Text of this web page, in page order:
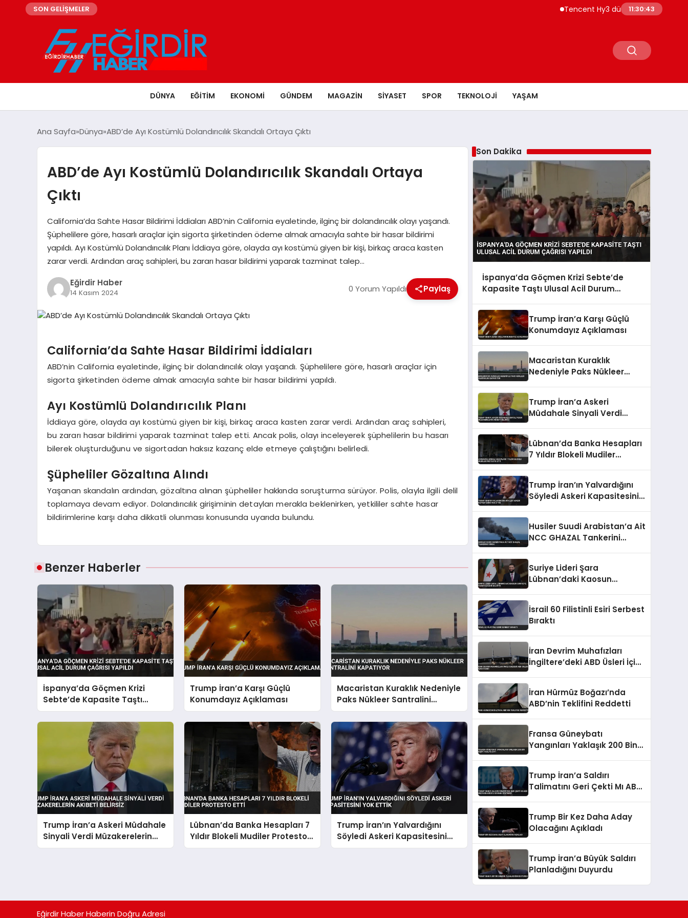
SON GELİŞMELER Tencent Hy3 dünya genelinde
11:30:43
DÜNYA EĞITIM EKONOMI GÜNDEM MAGAZIN SIYASET SPOR TEKNOLOJI YAŞAM
Ana Sayfa Dünya ABD’de Ayı Kostümlü Dolandırıcılık Skandalı Ortaya Çıktı
ABD’de Ayı Kostümlü Dolandırıcılık Skandalı Ortaya
Çıktı
California’da Sahte Hasar Bildirimi İddiaları ABD’nin California eyaletinde, ilginç bir dolandırıcılık olayı yaşandı.
Şüphelilere göre, hasarlı araçlar için sigorta şirketinden ödeme almak amacıyla sahte bir hasar bildirimi
yapıldı. Ayı Kostümlü Dolandırıcılık Planı İddiaya göre, olayda ayı kostümü giyen bir kişi, birkaç araca kasten
zarar verdi. Ardından araç sahipleri, bu zararı hasar bildirimi yaparak tazminat talep…
Eğirdir Haber
14 Kasım 2024 0 Yorum Yapıldı Paylaş
California’da Sahte Hasar Bildirimi İddiaları
ABD’nin California eyaletinde, ilginç bir dolandırıcılık olayı yaşandı. Şüphelilere göre, hasarlı araçlar için
sigorta şirketinden ödeme almak amacıyla sahte bir hasar bildirimi yapıldı.
Ayı Kostümlü Dolandırıcılık Planı
İddiaya göre, olayda ayı kostümü giyen bir kişi, birkaç araca kasten zarar verdi. Ardından araç sahipleri,
bu zararı hasar bildirimi yaparak tazminat talep etti. Ancak polis, olayı inceleyerek şüphelilerin bu hasarı
bilerek oluşturduğunu ve sigortadan haksız kazanç elde etmeye çalıştığını belirledi.
Şüpheliler Gözaltına Alındı
Yaşanan skandalın ardından, gözaltına alınan şüpheliler hakkında soruşturma sürüyor. Polis, olayla ilgili delil
toplamaya devam ediyor. Dolandırıcılık girişiminin detayları merakla beklenirken, yetkililer sahte hasar
bildirimlerine karşı daha dikkatli olunması konusunda uyarıda bulundu.
Benzer Haberler
İspanya’da Göçmen Krizi
Sebte’de Kapasite Taştı
Ulusal Acil Durum Çağrısı
Yapıldı
Trump İran’a Karşı Güçlü
Konumdayız Açıklaması
Macaristan Kuraklık Nedeniyle
Paks Nükleer Santralini
Kapatıyor
Trump İran’a Askeri Müdahale
Sinyali Verdi Müzakerelerin
Akıbeti Belirsiz
Lübnan’da Banka Hesapları 7
Yıldır Blokeli Mudiler Protesto
Etti
Trump İran’ın Yalvardığını
Söyledi Askeri Kapasitesini
Yok Ettik
Son Dakika
İspanya’da Göçmen Krizi Sebte’de
Kapasite Taştı Ulusal Acil Durum
Trump İran’a Karşı Güçlü
Konumdayız Açıklaması
Macaristan Kuraklık
Nedeniyle Paks Nükleer
Trump İran’a Askeri
Müdahale Sinyali Verdi
Lübnan’da Banka Hesapları
7 Yıldır Blokeli Mudiler
Trump İran’ın Yalvardığını
Söyledi Askeri Kapasitesini
Husiler Suudi Arabistan’a Ait
NCC GHAZAL Tankerini
Suriye Lideri Şara
Lübnan’daki Kaosun
İsrail 60 Filistinli Esiri Serbest
Bıraktı
İran Devrim Muhafızları
İngiltere’deki ABD Üsleri İçin
İran Hürmüz Boğazı’nda
ABD’nin Teklifini Reddetti
Fransa Güneybatı
Yangınları Yaklaşık 200 Bin
Trump İran’a Saldırı
Talimatını Geri Çekti Mı ABD
Trump Bir Kez Daha Aday
Olacağını Açıkladı
Trump İran’a Büyük Saldırı
Planladığını Duyurdu
Eğirdir Haber Haberin Doğru Adresi